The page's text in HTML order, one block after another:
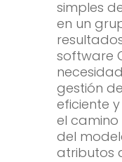
simples
en un
software
gestión
eficiente
el
del
atributos